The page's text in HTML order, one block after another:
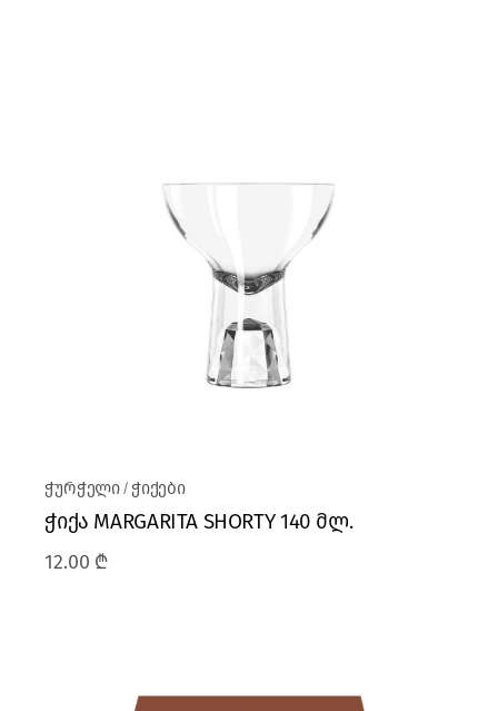
ჭურჭელი ჭიქები
ჭიქა MARGARITA SHORTY 140 მლ.
12.00 ₾